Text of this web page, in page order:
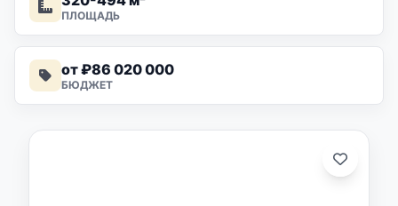
ПЛОЩАДЬ
от ₽86 020 000
БЮДЖЕТ